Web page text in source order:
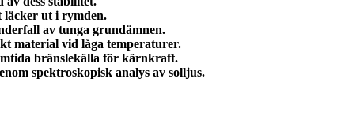
läcker ut i rymden.
av tunga grundämnen.
material vid låga temperaturer.
bränslekälla för kärnkraft.
spektroskopisk analys av solljus.